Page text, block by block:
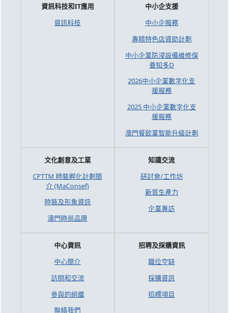
資訊科技和IT應用
資訊科技
中小企支援
中小企服務
專精特色店資助計劃
中小企業防浸設備維修保
養知多D
2026中小企業數字化支
援服務
2025 中小企業數字化支
援服務
澳門餐飲業智能升級計劃
文化創意及工業
CPTTM 時裝孵化計劃簡
介 (MaConsef)
時裝及形象資訊
澳門時尚品牌
知識交流
研討會/工作坊
新質生產力
企業專訪
中心資訊
中心簡介
訪問和交流
參與的組織
聯絡我們
招聘及採購資訊
職位空缺
採購資訊
招標項目